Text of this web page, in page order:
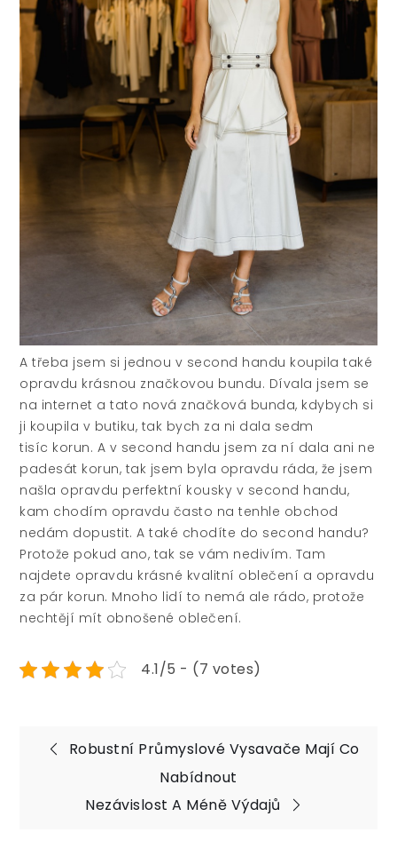
A třeba jsem si jednou v second handu koupila také
opravdu krásnou značkovou bundu. Dívala jsem se
na internet a tato nová značková bunda, kdybych si
ji koupila v butiku, tak bych za ni dala sedm
tisíc korun. A v second handu jsem za ní dala ani ne
padesát korun, tak jsem byla opravdu ráda, že jsem
našla opravdu perfektní kousky v second handu,
kam chodím opravdu často na tenhle obchod
nedám dopustit. A také chodíte do second handu?
Protože pokud ano, tak se vám nedivím. Tam
najdete opravdu krásné kvalitní oblečení a opravdu
za pár korun. Mnoho lidí to nemá ale rádo, protože
nechtějí mít obnošené oblečení.
4.1/5 - (7 votes)
Navigace
příspěvek
Robustní Průmyslové Vysavače Mají Co
Nabídnout
Nezávislost A Méně Výdajů